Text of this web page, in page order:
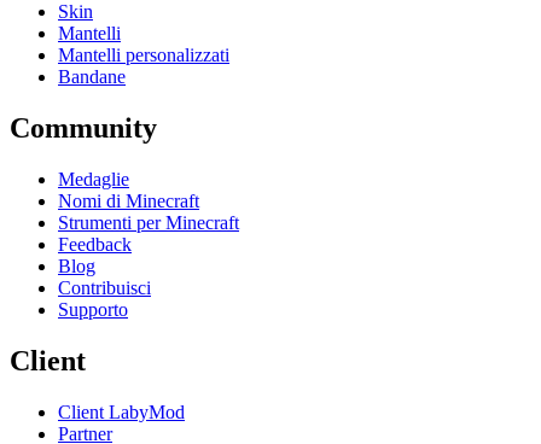
Skin
Mantelli
Mantelli personalizzati
Bandane
Community
Medaglie
Nomi di Minecraft
Strumenti per Minecraft
Feedback
Blog
Contribuisci
Supporto
Client
Client LabyMod
Partner